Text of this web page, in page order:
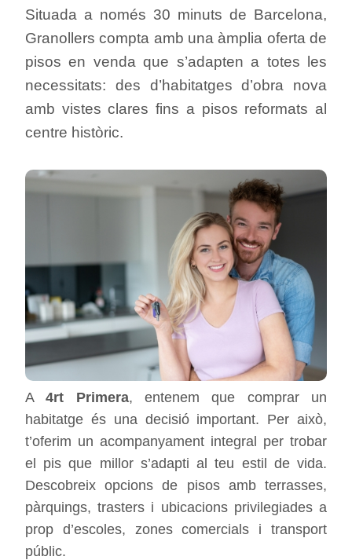
Situada a només 30 minuts de Barcelona,
Granollers compta amb una àmplia oferta de
pisos en venda que s’adapten a totes les
necessitats: des d’habitatges d’obra nova
amb vistes clares fins a pisos reformats al
centre històric.
A4rt Primera, entenem que comprar un
habitatge és una decisió important. Per això,
t’oferim un acompanyament integral per trobar
el pis que millor s’adapti al teu estil de vida.
Descobreix opcions de pisos amb terrasses,
pàrquings, trasters i ubicacions privilegiades a
prop d’escoles, zones comercials i transport
públic.